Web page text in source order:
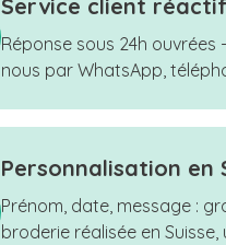
Service client réactif
Réponse sous 24h
nous par WhatsApp,
Personnalisation en
Prénom, date, message :
broderie réalisée en